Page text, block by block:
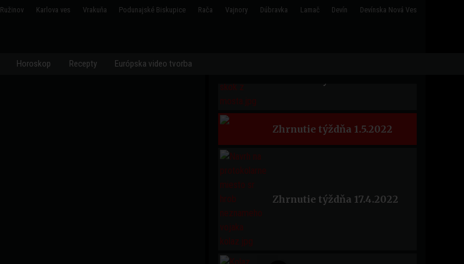
Ružinov Karlova ves Vrakuňa Podunajské Biskupice Rača Vajnory Dúbravka Lamač Devín
Devínska Nová Ves
Horoskop Recepty Európska video tvorba
Zhrnutie týždňa 1.5.2022
Zhrnutie týždňa 17.4.2022